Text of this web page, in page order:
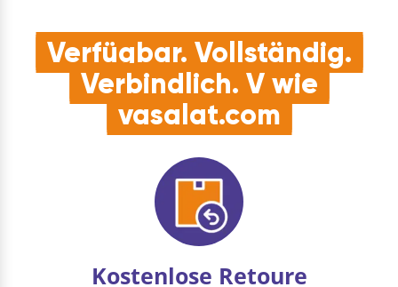
Verfügbar. Vollständig.
Verbindlich. V wie
vasalat.com
Kostenlose Retoure